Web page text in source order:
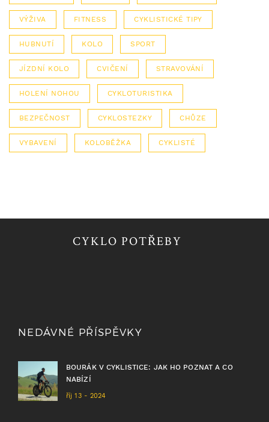
VÝŽIVA FITNESS CYKLISTICKÉ TIPY
HUBNUTÍ KOLO SPORT
JÍZDNÍ KOLO CVIČENÍ STRAVOVÁNÍ
HOLENÍ NOHOU CYKLOTURISTIKA
BEZPEČNOST CYKLOSTEZKY CHŮZE
VYBAVENÍ KOLOBĚŽKA CYKLISTÉ
CYKLO POTŘEBY
NEDÁVNÉ PŘÍSPĚVKY
BOURÁK V CYKLISTICE: JAK HO POZNAT A CO
NABÍZÍ
říj 13 - 2024